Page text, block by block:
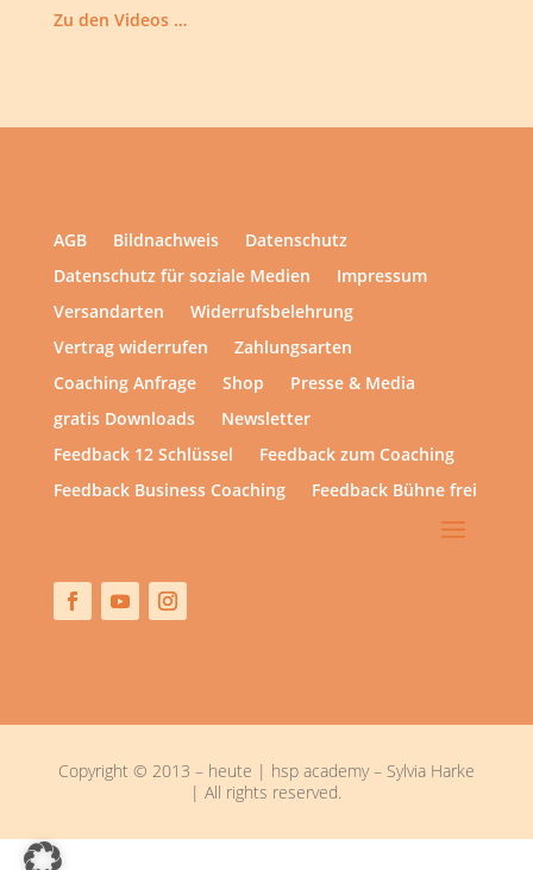
Zu den Videos …
AGB Bildnachweis
Datenschutz
Datenschutz für soziale Medien
Impressum
Versandarten
Widerrufsbelehrung
Vertrag widerrufen
Zahlungsarten
Coaching Anfrage
Shop
Presse & Media
gratis Downloads
Newsletter
Feedback 12 Schlüssel
Feedback zum Coaching
Feedback Business Coaching
Feedback Bühne frei
Copyright © 2013 – heute | hsp academy – Sylvia Harke
| All rights reserved.